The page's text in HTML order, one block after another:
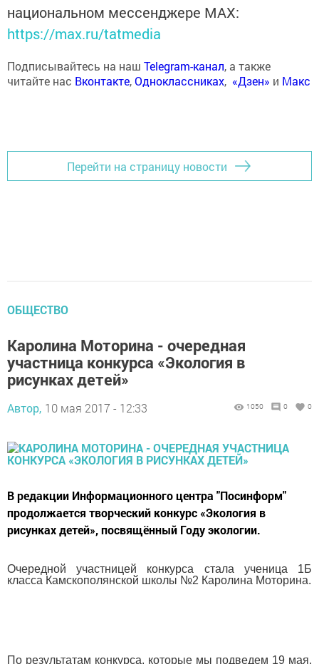
национальном мессенджере MАХ:
https://max.ru/tatmedia
Подписывайтесь на наш Telegram-канал, а также
читайте нас Вконтакте,Одноклассниках, «Дзен» и Макс
Перейти на страницу новости
ОБЩЕСТВО
Каролина Моторина - очередная
участница конкурса «Экология в
рисунках детей»
Автор, 10 мая 2017 - 12:33 1050 0 0
В редакции Информационного центра "Посинформ"
продолжается творческий конкурс «Экология в
рисунках детей», посвящённый Году экологии.
Очередной участницей конкурса стала ученица 1Б
класса Камскополянской школы №2 Каролина Моторина.
По результатам конкурса, которые мы подведем 19 мая,